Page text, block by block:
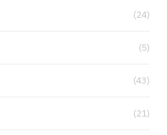
(24)
(5)
(43)
(21)